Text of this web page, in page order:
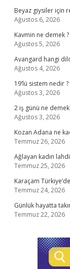
Beyaz giysiler için
Ağustos 6, 2026
Kavmin ne demek ?
Ağustos 5, 2026
Avangard hangi
Ağustos 4, 2026
19’lü sistem nedir ?
Ağustos 3, 2026
2 iş günü ne demek
Ağustos 3, 2026
Kozan Adana ne
Temmuz 26, 2026
Ağlayan kadın
Temmuz 25, 2026
Karaçam
Temmuz 24, 2026
Günlük hayatta
Temmuz 22, 2026